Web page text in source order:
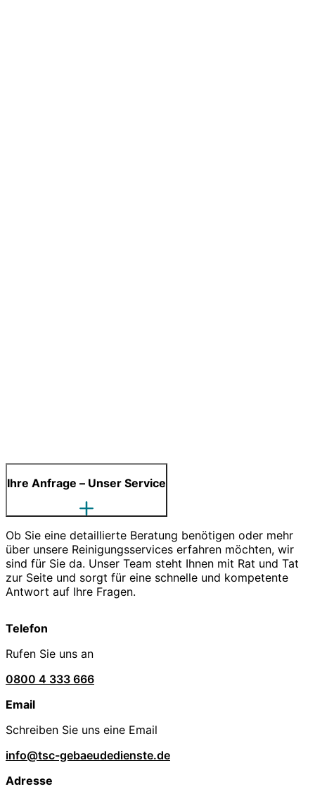
Ihre Anfrage – Unser Service
Ob Sie eine detaillierte Beratung benötigen oder mehr
über unsere Reinigungsservices erfahren möchten, wir
sind für Sie da. Unser Team steht Ihnen mit Rat und Tat
zur Seite und sorgt für eine schnelle und kompetente
Antwort auf Ihre Fragen.
Telefon
Rufen Sie uns an
0800 4 333 666
Email
Schreiben Sie uns eine Email
info@tsc-gebaeudedienste.de
Adresse